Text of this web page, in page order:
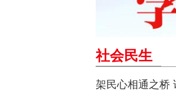
社会民生
架民心相通之桥